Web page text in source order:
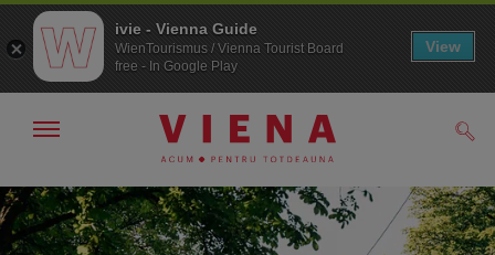
Către
navigare
Către
texte
Arată/ascunde
ivie - Vienna Guide
WienTourismus / Vienna Tourist Board
free - In Google Play
View